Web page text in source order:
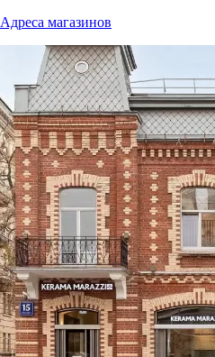
Адреса магазинов